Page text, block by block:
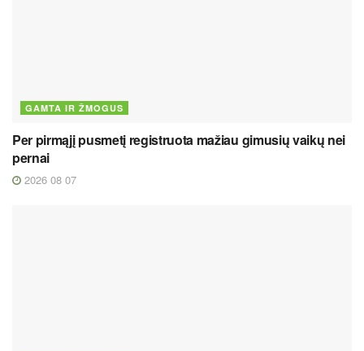
GAMTA IR ŽMOGUS
Per pirmąjį pusmetį registruota mažiau gimusių vaikų nei
pernai
2026 08 07